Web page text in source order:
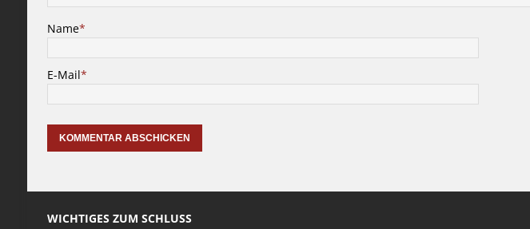
Name*
E-Mail*
WICHTIGES ZUM SCHLUSS